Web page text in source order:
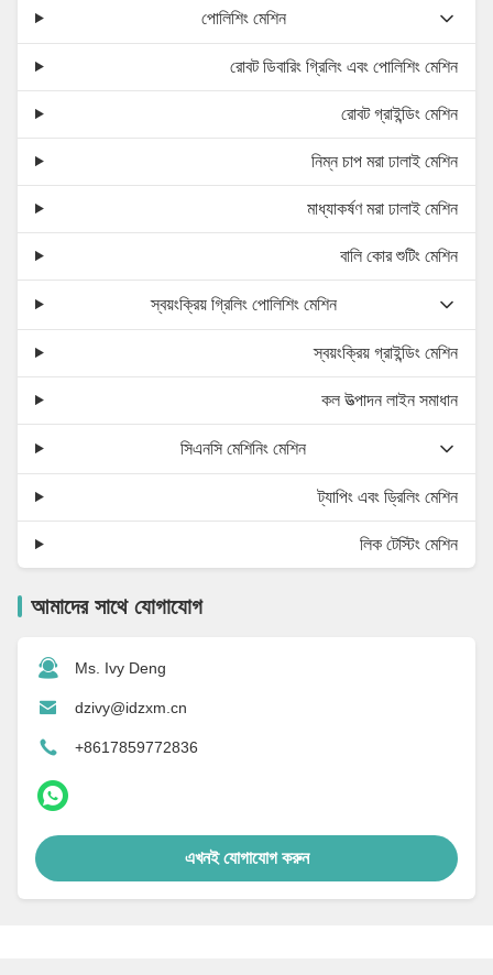
পোলিশিং মেশিন
রোবট ডিবারিং গ্রিলিং এবং পোলিশিং মেশিন
রোবট গ্রাইন্ডিং মেশিন
নিম্ন চাপ মরা ঢালাই মেশিন
মাধ্যাকর্ষণ মরা ঢালাই মেশিন
বালি কোর শুটিং মেশিন
স্বয়ংক্রিয় গ্রিলিং পোলিশিং মেশিন
স্বয়ংক্রিয় গ্রাইন্ডিং মেশিন
কল উত্পাদন লাইন সমাধান
সিএনসি মেশিনিং মেশিন
ট্যাপিং এবং ড্রিলিং মেশিন
লিক টেস্টিং মেশিন
আমাদের সাথে যোগাযোগ
Ms. Ivy Deng
dzivy@idzxm.cn
+8617859772836
এখনই যোগাযোগ করুন